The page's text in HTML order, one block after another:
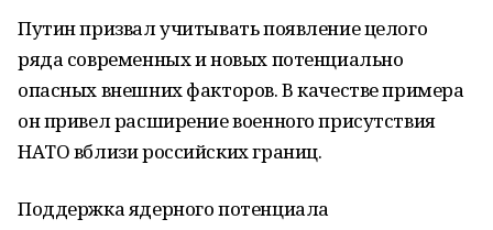
Путин призвал учитывать появление целого
ряда современных и новых потенциально
опасных внешних факторов. В качестве примера
он привел расширение военного присутствия
НАТО вблизи российских границ.
Поддержка ядерного потенциала